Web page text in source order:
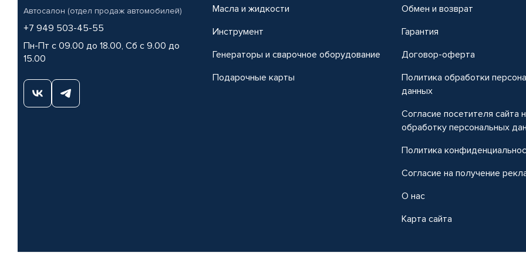
Автосалон (отдел продаж автомобилей)
+7 949 503-45-55
Пн-Пт с 09.00 до 18.00, Сб с 9.00 до
15.00
Масла и жидкости
Инструмент
Генераторы и сварочное оборудование
Подарочные карты
Обмен и возврат
Гарантия
Договор-оферта
Политика обработки
данных
Согласие посетителя сайта
обработку персональных
Политика
Согласие на получение
О нас
Карта сайта